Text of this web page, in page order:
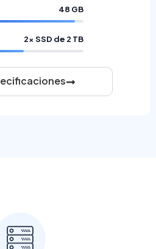
48 GB
2× SSD de 2 TB